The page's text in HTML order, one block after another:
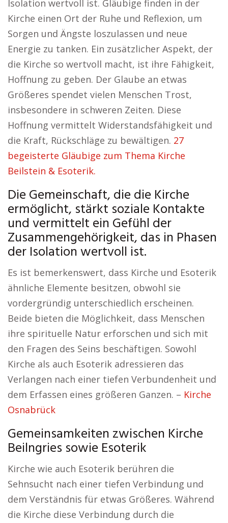
Isolation wertvoll ist. Gläubige finden in der
Kirche einen Ort der Ruhe und Reflexion, um
Sorgen und Ängste loszulassen und neue
Energie zu tanken. Ein zusätzlicher Aspekt, der
die Kirche so wertvoll macht, ist ihre Fähigkeit,
Hoffnung zu geben. Der Glaube an etwas
Größeres spendet vielen Menschen Trost,
insbesondere in schweren Zeiten. Diese
Hoffnung vermittelt Widerstandsfähigkeit und
die Kraft, Rückschläge zu bewältigen. 27
begeisterte Gläubige zum Thema Kirche
Beilstein & Esoterik.
Die Gemeinschaft, die die Kirche
ermöglicht, stärkt soziale Kontakte
und vermittelt ein Gefühl der
Zusammengehörigkeit, das in Phasen
der Isolation wertvoll ist.
Es ist bemerkenswert, dass Kirche und Esoterik
ähnliche Elemente besitzen, obwohl sie
vordergründig unterschiedlich erscheinen.
Beide bieten die Möglichkeit, dass Menschen
ihre spirituelle Natur erforschen und sich mit
den Fragen des Seins beschäftigen. Sowohl
Kirche als auch Esoterik adressieren das
Verlangen nach einer tiefen Verbundenheit und
dem Erfassen eines größeren Ganzen. – Kirche
Osnabrück
Gemeinsamkeiten zwischen Kirche
Beilngries sowie Esoterik
Kirche wie auch Esoterik berühren die
Sehnsucht nach einer tiefen Verbindung und
dem Verständnis für etwas Größeres. Während
die Kirche diese Verbindung durch die